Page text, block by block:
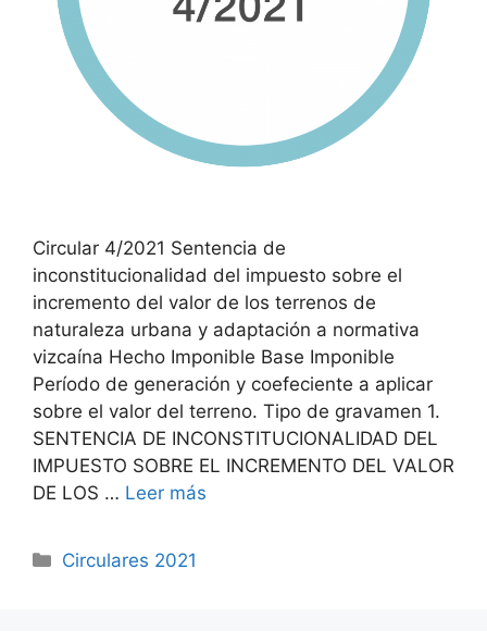
Circular 4/2021 Sentencia de
inconstitucionalidad del impuesto sobre el
incremento del valor de los terrenos de
naturaleza urbana y adaptación a normativa
vizcaína Hecho Imponible Base Imponible
Período de generación y coefeciente a aplicar
sobre el valor del terreno. Tipo de gravamen 1.
SENTENCIA DE INCONSTITUCIONALIDAD DEL
IMPUESTO SOBRE EL INCREMENTO DEL VALOR
DE LOS … Leer más
Circulares 2021